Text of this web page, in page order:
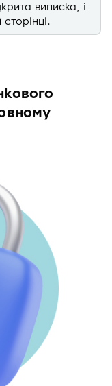
виписка, і